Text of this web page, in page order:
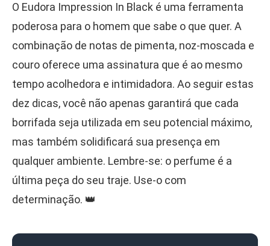
O Eudora Impression In Black é uma ferramenta
poderosa para o homem que sabe o que quer. A
combinação de notas de pimenta, noz-moscada e
couro oferece uma assinatura que é ao mesmo
tempo acolhedora e intimidadora. Ao seguir estas
dez dicas, você não apenas garantirá que cada
borrifada seja utilizada em seu potencial máximo,
mas também solidificará sua presença em
qualquer ambiente. Lembre-se: o perfume é a
última peça do seu traje. Use-o com
determinação. 👑